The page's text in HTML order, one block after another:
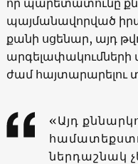
պայմանավորված
քանի սցենար, այդ
արգելափակումների
ժամ հայտարարելու
«Այդ
ներդաշնակ